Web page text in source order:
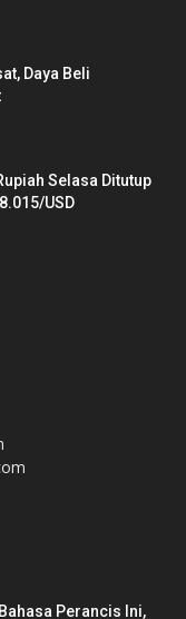
Daya Beli
Selasa Ditutup
USD
Perancis Ini,